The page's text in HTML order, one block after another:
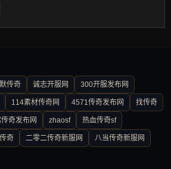
传奇 诚志开服网 300开服发布网
114素材传奇网 4571传奇发布网 找传奇
奇发布网 zhaosf 热血传奇sf
奇 二零二传奇新服网 八当传奇新服网